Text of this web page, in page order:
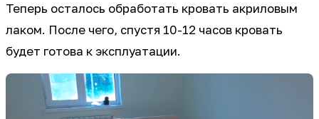
Теперь осталось обработать кровать акриловым
лаком. После чего, спустя 10-12 часов кровать
будет готова к эксплуатации.